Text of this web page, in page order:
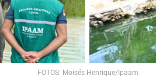
FOTOS: Moisés Henrique/Ipaam